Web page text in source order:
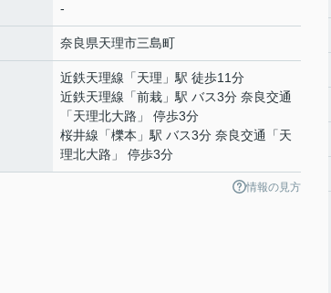
-
奈良県天理市三島町
近鉄天理線 「天理 」駅 徒歩11分
近鉄天理線 「前栽 」駅 バス3分 奈良交通
「天理北大路」 停歩3分
桜井線 「櫟本 」駅 バス3分 奈良交通「天
理北大路」 停歩3分
情報の見方